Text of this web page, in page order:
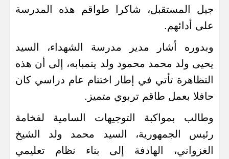
جيل المستقبل، شاكرا طواقم هذه المدرسة
على أدائهم.
وبدوره أشار مدير مدرسة الشهداء، السيد
يحيى ولد محمد محمود ولد ينمبابه، إلى أن هذه
التظاهرة تأتي في إطار اختتام عام دراسي كان
حافلا بعمل طاقم تربوي متميز.
وطالب بمواكبة التوجيهات السامية لفخامة
رئيس الجمهورية، السيد محمد ولد الشيخ
الغزواني، الهادفة إلى بناء نظام تعليمي